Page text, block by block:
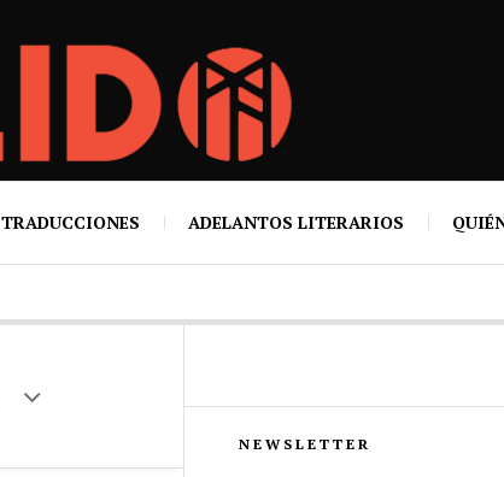
TRADUCCIONES ADELANTOS LITERARIOS
NEWSLETTER